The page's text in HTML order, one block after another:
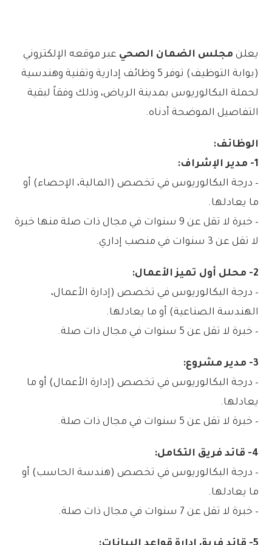
يعلن مجلس الضمان الصحي عبر موقعه الإلكتروني
(بوابة التوظيف) توفر 5 وظائف إدارية وتقنية وهندسية
لحملة البكالوريوس بمدينة الرياض، وذلك وفقاً لبقية
التفاصيل الموضحة أدناه.
الوظائف:
1- مدير الإشراف:
– درجة البكالوريوس في تخصص (المالية، الإحصاء) أو
ما يعادلها.
– خبرة لا تقل عن 9 سنوات في مجال ذات صلة منها خبرة
لا تقل عن 3 سنوات في منصب إداري.
2- محلل أول تميز الأعمال:
– درجة البكالوريوس في تخصص (إدارة الأعمال،
الهندسة الصناعية) أو ما يعادلها.
– خبرة لا تقل عن 5 سنوات في مجال ذات صلة.
3- مدير مشروع:
– درجة البكالوريوس في تخصص (إدارة الأعمال) أو ما
يعادلها.
– خبرة لا تقل عن 5 سنوات في مجال ذات صلة.
4- قائد فريق التكامل:
– درجة البكالوريوس في تخصص (هندسة الحاسب) أو
ما يعادلها.
– خبرة لا تقل عن 7 سنوات في مجال ذات صلة.